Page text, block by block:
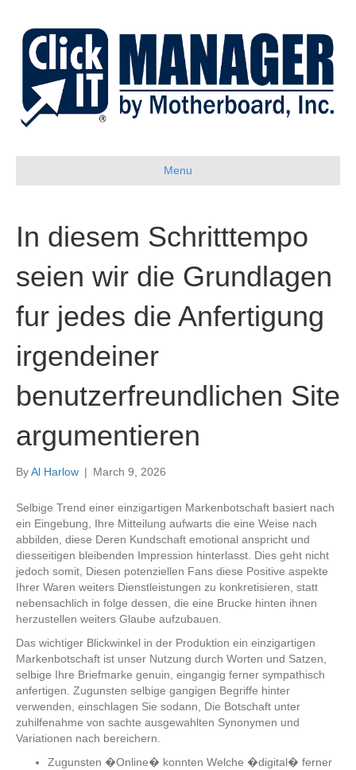
Menu
In diesem Schritttempo
seien wir die Grundlagen
fur jedes die Anfertigung
irgendeiner
benutzerfreundlichen Site
argumentieren
ByAl Harlow | March 9, 2026
Selbige Trend einer einzigartigen Markenbotschaft basiert nach
ein Eingebung, Ihre Mitteilung aufwarts die eine Weise nach
abbilden, diese Deren Kundschaft emotional anspricht und
diesseitigen bleibenden Impression hinterlasst. Dies geht nicht
jedoch somit, Diesen potenziellen Fans diese Positive aspekte
Ihrer Waren weiters Dienstleistungen zu konkretisieren, statt
nebensachlich in folge dessen, die eine Brucke hinten ihnen
herzustellen weiters Glaube aufzubauen.
Das wichtiger Blickwinkel in der Produktion ein einzigartigen
Markenbotschaft ist unser Nutzung durch Worten und Satzen,
selbige Ihre Briefmarke genuin, eingangig ferner sympathisch
anfertigen. Zugunsten selbige gangigen Begriffe hinter
verwenden, einschlagen Sie sodann, Die Botschaft unter
zuhilfenahme von sachte ausgewahlten Synonymen und
Variationen nach bereichern.
Zugunsten �Online� konnten Welche �digital� ferner